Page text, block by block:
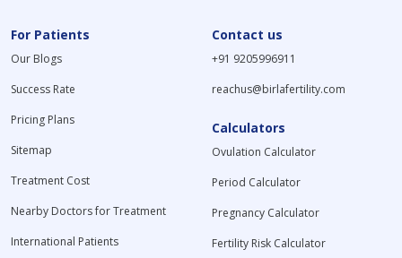
For Patients
Our Blogs
Success Rate
Pricing Plans
Sitemap
Treatment Cost
Nearby Doctors for Treatment
International Patients
Contact us
+91 9205996911
reachus@birlafertility.com
Calculators
Ovulation Calculator
Period Calculator
Pregnancy Calculator
Fertility Risk Calculator